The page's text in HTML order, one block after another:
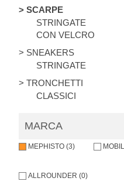
> SCARPE
STRINGATE
CON VELCRO
> SNEAKERS
STRINGATE
> TRONCHETTI
CLASSICI
MARCA
MEPHISTO (3)
ALLROUNDER (0)